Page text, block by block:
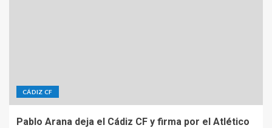
CÁDIZ CF
Pablo Arana deja el Cádiz CF y firma por el Atlético